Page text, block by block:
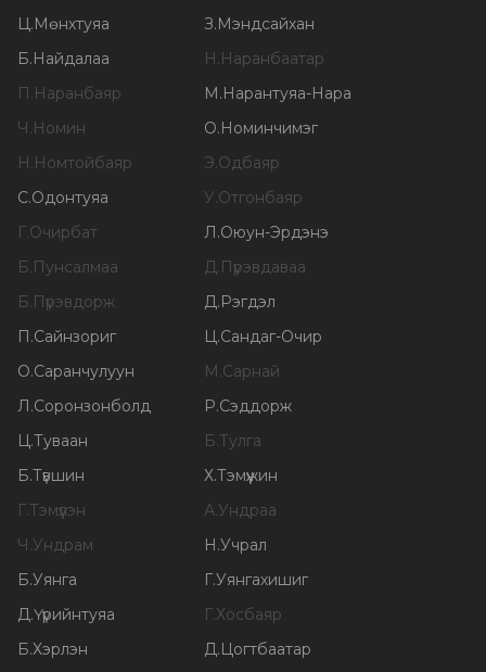
Ц.Мөнхтуяа З.Мэндсайхан
Б.Найдалаа Н.Наранбаатар
П.Наранбаяр М.Нарантуяа-Нара
Ч.Номин О.Номинчимэг
Н.Номтойбаяр Э.Одбаяр
С.Одонтуяа У.Отгонбаяр
Г.Очирбат Л.Оюун-Эрдэнэ
Б.Пунсалмаа Д.Пүрэвдаваа
Б.Пүрэвдорж Д.Рэгдэл
П.Сайнзориг Ц.Сандаг-Очир
О.Саранчулуун М.Сарнай
Л.Соронзонболд Р.Сэддорж
Ц.Туваан Б.Тулга
Б.Түвшин Х.Тэмүүжин
Г.Тэмүүлэн А.Ундраа
Ч.Ундрам Н.Учрал
Б.Уянга Г.Уянгахишиг
Д.Үүрийнтуяа Г.Хосбаяр
Б.Хэрлэн Д.Цогтбаатар